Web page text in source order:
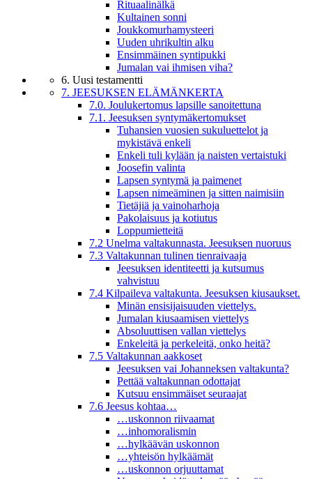
Rituaalinälkä
Kultainen sonni
Joukkomurhamysteeri
Uuden uhrikultin alku
Ensimmäinen syntipukki
Jumalan vai ihmisen viha?
6. Uusi testamentti
7. JEESUKSEN ELÄMÄNKERTA
7.0. Joulukertomus lapsille sanoitettuna
7.1. Jeesuksen syntymäkertomukset
Tuhansien vuosien sukuluettelot ja
mykistävä enkeli
Enkeli tuli kylään ja naisten vertaistuki
Joosefin valinta
Lapsen syntymä ja paimenet
Lapsen nimeäminen ja sitten naimisiin
Tietäjiä ja vainoharhoja
Pakolaisuus ja kotiutus
Loppumietteitä
7.2 Unelma valtakunnasta. Jeesuksen nuoruus
7.3 Valtakunnan tulinen tienraivaaja
Jeesuksen identiteetti ja kutsumus
vahvistuu
7.4 Kilpaileva valtakunta. Jeesuksen kiusaukset.
Minän ensisijaisuuden viettelys.
Jumalan kiusaamisen viettelys
Absoluuttisen vallan viettelys
Enkeleitä ja perkeleitä, onko heitä?
7.5 Valtakunnan aakkoset
Jeesuksen vai Johanneksen valtakunta?
Pettää valtakunnan odottajat
Kutsuu ensimmäiset seuraajat
7.6 Jeesus kohtaa…
…uskonnon riivaamat
…inhomoralismin
…hylkäävän uskonnon
…yhteisön hylkäämät
…uskonnon orjuuttamat